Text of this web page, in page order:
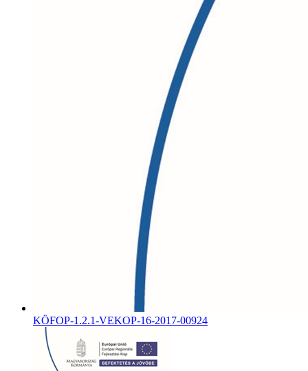
KÖFOP-1.2.1-VEKOP-16-2017-00924